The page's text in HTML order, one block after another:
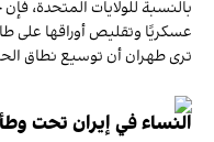
بالنسبة للولايات المتحدة،
عسكريًا وتقليص أوراقها على
ترى طهران أن توسيع نطاق
النساء في إيران تحت